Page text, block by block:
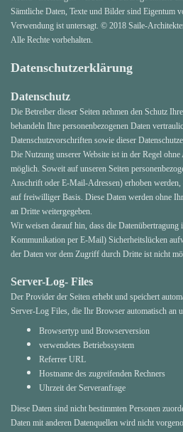
Sämtliche Daten, Texte und Bilder sind Eigentum
Verwendung ist untersagt. © 2018 Saile-
Alle Rechte vorbehalten.
Datenschutzerklärung
Datenschutz
Die Betreiber dieser Seiten nehmen den Schutz
behandeln Ihre personenbezogenen Daten
Datenschutzvorschriften sowie dieser
Die Nutzung unserer Website ist in der Regel ohne
möglich. Soweit auf unseren Seiten
Anschrift oder E-Mail-Adressen) erhoben
auf freiwilliger Basis. Diese Daten werden ohne
an Dritte weitergegeben.
Wir weisen darauf hin, dass die Datenübertragung
Kommunikation per E-Mail) Sicherheitslücken
der Daten vor dem Zugriff durch Dritte ist nicht
Server-Log- Files
Der Provider der Seiten erhebt und speichert
Server-Log Files, die Ihr Browser automatisch an
Browsertyp und Browserversion
verwendetes Betriebssystem
Referrer URL
Hostname des zugreifenden Rechners
Uhrzeit der Serveranfrage
Diese Daten sind nicht bestimmten Personen
Daten mit anderen Datenquellen wird nicht